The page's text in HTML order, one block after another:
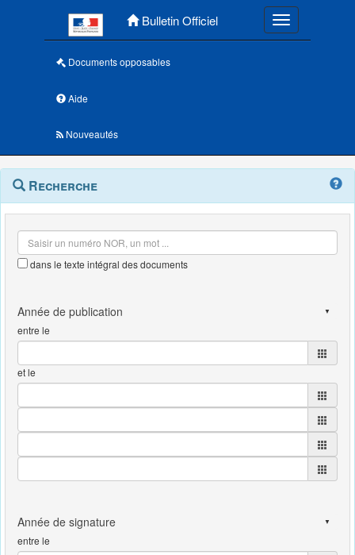
Bulletin Officiel Toggle
Documents opposables
Aide
Nouveautés
Navigation
outils
Menu
contextuel
Recherche
dans le texte intégral des documents
entre le
et le
entre le